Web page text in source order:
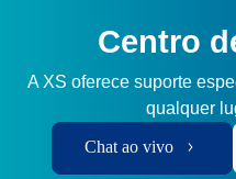
Centro
A XS oferece suporte
qualquer
Chat ao vivo